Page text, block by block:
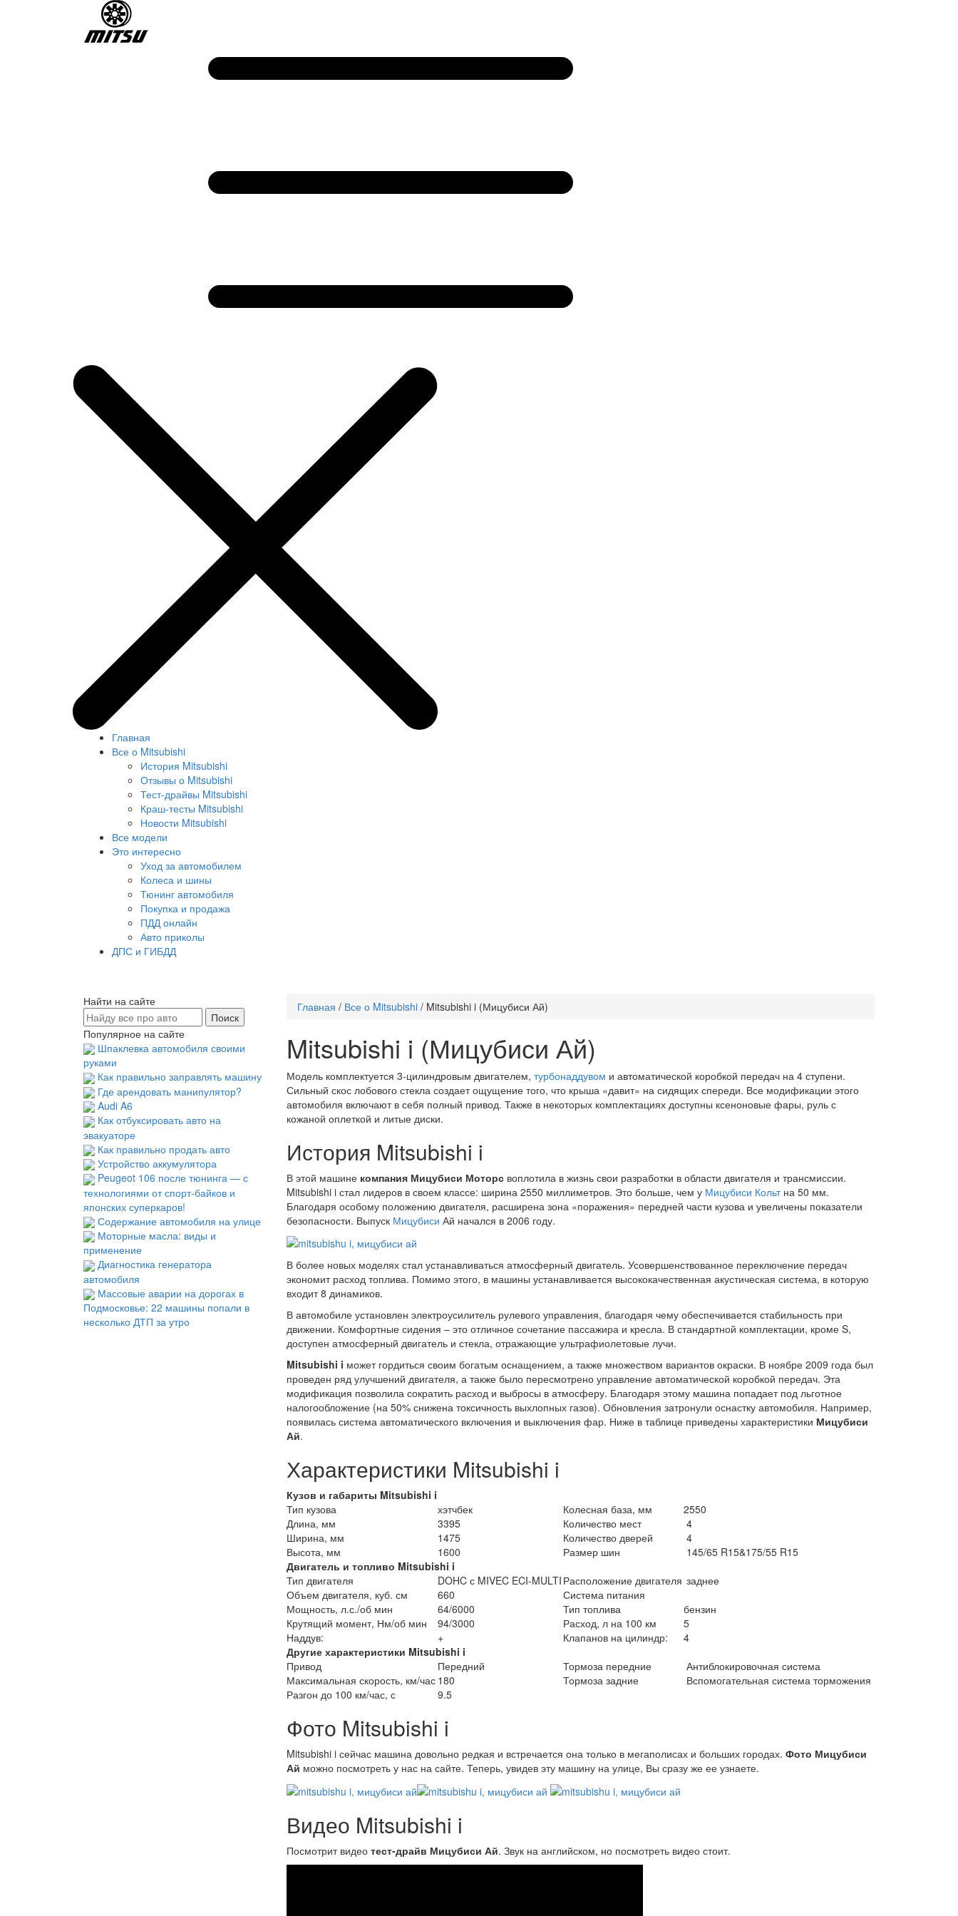
Главная
Все о Mitsubishi
История Mitsubishi
Отзывы о Mitsubishi
Тест-драйвы Mitsubishi
Краш-тесты Mitsubishi
Новости Mitsubishi
Все модели
Это интересно
Уход за автомобилем
Колеса и шины
Тюнинг автомобиля
Покупка и продажа
ПДД онлайн
Авто приколы
ДПС и ГИБДД
Главная / Все о Mitsubishi / Mitsubishi i (Мицубиси Ай)
Mitsubishi i (Мицубиси Ай)
Модель комплектуется 3-цилиндровым двигателем, турбонаддувом и автоматической коробкой передач на 4 ступени.
Сильный скос лобового стекла создает ощущение того, что крыша «давит» на сидящих спереди. Все модификации этого
автомобиля включают в себя полный привод. Также в некоторых комплектациях доступны ксеноновые фары, руль с
кожаной оплеткой и литые диски.
История Mitsubishi i
В этой машине компания Мицубиси Моторс воплотила в жизнь свои разработки в области двигателя и трансмиссии.
Mitsubishi i стал лидеров в своем классе: ширина 2550 миллиметров. Это больше, чем у Мицубиси Кольтна 50 мм.
Благодаря особому положению двигателя, расширена зона «поражения» передней части кузова и увеличены показатели
безопасности. Выпуск Мицубиси Ай начался в 2006 году.
В более новых моделях стал устанавливаться атмосферный двигатель. Усовершенствованное переключение передач
экономит расход топлива. Помимо этого, в машины устанавливается высококачественная акустическая система, в которую
входит 8 динамиков.
В автомобиле установлен электроусилитель рулевого управления, благодаря чему обеспечивается стабильность при
движении. Комфортные сидения – это отличное сочетание пассажира и кресла. В стандартной комплектации, кроме S,
доступен атмосферный двигатель и стекла, отражающие ультрафиолетовые лучи.
Mitsubishi i может гордиться своим богатым оснащением, а также множеством вариантов окраски. В ноябре 2009 года был
проведен ряд улучшений двигателя, а также было пересмотрено управление автоматической коробкой передач. Эта
модификация позволила сократить расход и выбросы в атмосферу. Благодаря этому машина попадает под льготное
налогообложение (на 50% снижена токсичность выхлопных газов). Обновления затронули оснастку автомобиля. Например,
появилась система автоматического включения и выключения фар. Ниже в таблице приведены характеристики Мицубиси
Ай.
Характеристики Mitsubishi i
Кузов и габариты Mitsubishi i
Тип кузова
хэтчбек Колесная база, мм
2550
Длина, мм
3395 Количество мест
4
Ширина, мм
1475 Количество дверей
4
Высота, мм
1600 Размер шин
145/65 R15&175/55 R15
Двигатель и топливо Mitsubishi i
Тип двигателя
DOHC с MIVEC ECI-MULTI Расположение двигателя заднее
Объем двигателя, куб. см
660
Система питания
Мощность, л.с./об мин
64/6000 Тип топлива
бензин
Крутящий момент, Нм/об мин
94/3000 Расход, л на 100 км
5
Наддув:
+ Клапанов на цилиндр:
4
Другие характеристики Mitsubishi i
Привод
Передний Тормоза передние
Антиблокировочная система
Максимальная скорость, км/час 180 Тормоза задние
Вспомогательная система торможения
Разгон до 100 км/час, с
9.5
Фото Mitsubishi i
Mitsubishi i сейчас машина довольно редкая и встречается она только в мегаполисах и больших городах. Фото Мицубиси
Ай можно посмотреть у нас на сайте. Теперь, увидев эту машину на улице, Вы сразу же ее узнаете.
Видео Mitsubishi i
Посмотрит видео тест-драйв Мицубиси Ай. Звук на английском, но посмотреть видео стоит.
Найти на сайте
Популярное на сайте
Шпаклевка автомобиля своими
руками
Как правильно заправлять машину
Где арендовать манипулятор?
Audi A6
Как отбуксировать авто на
эвакуаторе
Как правильно продать авто
Устройство аккумулятора
Peugeot 106 после тюнинга — с
технологиями от спорт-байков и
японских суперкаров!
Содержание автомобиля на улице
Моторные масла: виды и
применение
Диагностика генератора
автомобиля
Массовые аварии на дорогах в
Подмосковье: 22 машины попали в
несколько ДТП за утро